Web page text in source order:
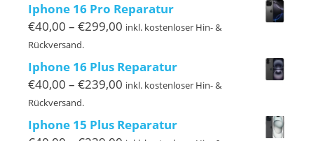
€239,00
Iphone 16 Pro Reparatur
€40,00 – €299,00 Preisspanne:
bis
€299,00
inkl. kostenloser Hin- &
Rückversand.
Iphone 16 Plus Reparatur
€40,00 – €239,00 Preisspanne:
bis
€239,00
inkl. kostenloser Hin- &
Rückversand.
Iphone 15 Plus Reparatur